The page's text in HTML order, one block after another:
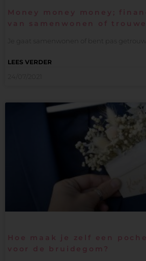
Money money money;
van samenwonen of
Je gaat samenwonen of bent pas
LEES VERDER
Hoe maak je zelf een
voor de bruidegom?